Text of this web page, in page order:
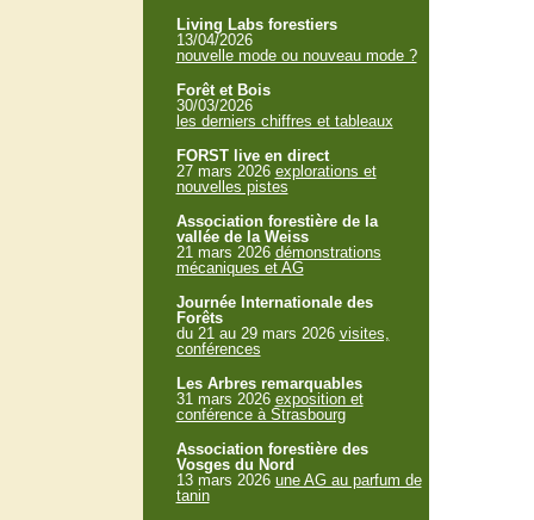
Living Labs forestiers
13/04/2026
nouvelle mode ou nouveau mode ?
Forêt et Bois
30/03/2026
les derniers chiffres et tableaux
FORST live en direct
27 mars 2026 explorations et
nouvelles pistes
Association forestière de la
vallée de la Weiss
21 mars 2026 démonstrations
mécaniques et AG
Journée Internationale des
Forêts
du 21 au 29 mars 2026 visites,
conférences
Les Arbres remarquables
31 mars 2026 exposition et
conférence à Strasbourg
Association forestière des
Vosges du Nord
13 mars 2026 une AG au parfum de
tanin